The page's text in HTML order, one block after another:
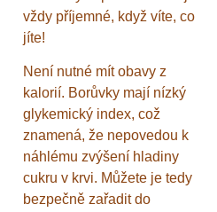
vždy příjemné, když víte, co
jíte!
Není nutné mít obavy z
kalorií. Borůvky mají nízký
glykemický index, což
znamená, že nepovedou k
náhlému zvýšení hladiny
cukru v krvi. Můžete je tedy
bezpečně zařadit do